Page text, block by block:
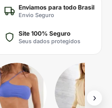
Enviamos para todo Brasil
Envio Seguro
Site 100% Seguro
Seus dados protegidos
›